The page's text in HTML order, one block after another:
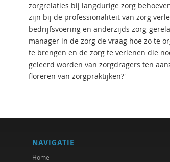
zorgrelaties bij langdurige zorg
zijn bij de professionaliteit van zorg
bedrijfsvoering en anderzijds zorg-
manager in de zorg de vraag hoe zo te
te brengen en de zorg te verlenen die
geleerd worden van zorgdragers ten
floreren van zorgpraktijken?'
NAVIGATIE
Home